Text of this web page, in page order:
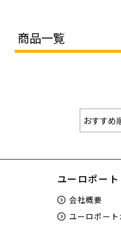
商品一覧
ユーロポート
会社概要
ユーロポー